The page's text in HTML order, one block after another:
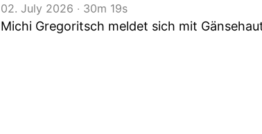
02. July 2026 ‧ 30m 19s
Michi Gregoritsch meldet sich mit